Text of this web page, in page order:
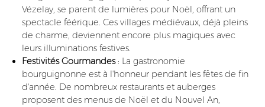
Vézelay, se parent de lumières pour Noël, offrant un
spectacle féérique. Ces villages médiévaux, déjà pleins
de charme, deviennent encore plus magiques avec
leurs illuminations festives.
Festivités Gourmandes: La gastronomie
bourguignonne est à l'honneur pendant les fêtes de fin
d'année. De nombreux restaurants et auberges
proposent des menus de Noël et du Nouvel An,